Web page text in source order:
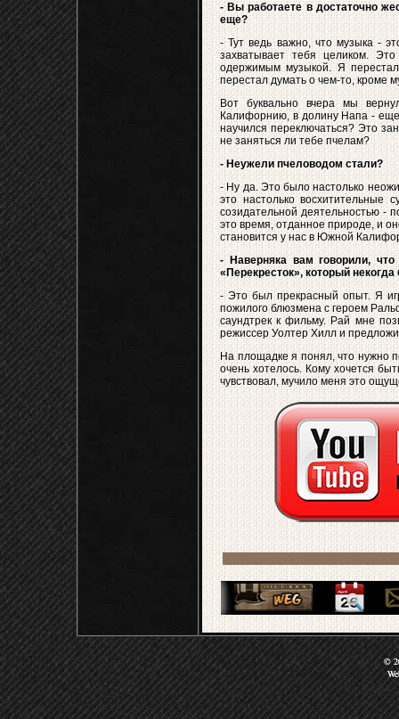
- Вы работаете в достаточно
еще?
- Тут ведь важно, что музыка -
захватывает тебя целиком.
одержимым музыкой. Я
перестал думать о чем-то, кроме
Вот буквально вчера мы
Калифорнию, в долину Напа -
научился переключаться? Это
не заняться ли тебе пчелам?
- Неужели пчеловодом стали?
- Ну да. Это было настолько
это настолько восхитительные
созидательной деятельностью -
это время, отданное природе, и
становится у нас в Южной
- Наверняка вам говорили,
«Перекресток», который
- Это был прекрасный опыт. Я
пожилого блюзмена с героем
саундтрек к фильму. Рай мне
режиссер Уолтер Хилл и
На площадке я понял, что нужно
очень хотелось. Кому хочется
чувствовал, мучило меня это
©